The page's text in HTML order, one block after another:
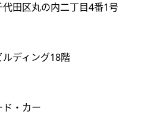
代田区丸の内二丁目4番1号
ング18階
・カー